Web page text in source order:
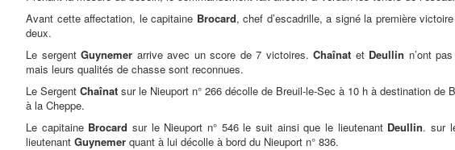
Avant cette affectation, le capitaine Brocard, chef d’escadrille, a signé la première
deux.
Le sergentGuynemer arrive avec un score de 7 victoires.Chaînat et Deullin n’ont
mais leurs qualités de chasse sont reconnues.
Le Sergent Chaînat sur le Nieuport n° 266 décolle de Breuil-le-Sec à 10 h à destination de
à la Cheppe.
Le capitaine Brocard sur le Nieuport n° 546 le suit ainsi que le lieutenant Deullin. sur
lieutenant Guynemer quant à lui décolle à bord du Nieuport n° 836.